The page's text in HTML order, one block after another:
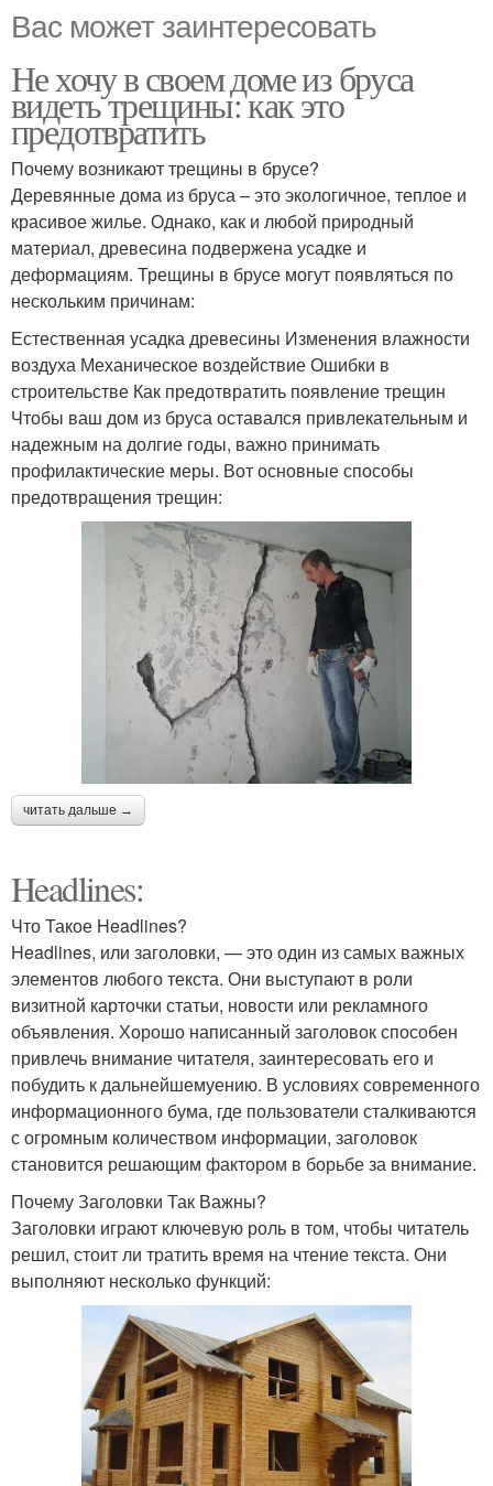
Вас может заинтересовать
Не хочу в своем доме из бруса
видеть трещины: как это
предотвратить
Почему возникают трещины в брусе?
Деревянные дома из бруса – это экологичное, теплое и
красивое жилье. Однако, как и любой природный
материал, древесина подвержена усадке и
деформациям. Трещины в брусе могут появляться по
нескольким причинам:
Естественная усадка древесины Изменения влажности
воздуха Механическое воздействие Ошибки в
строительстве Как предотвратить появление трещин
Чтобы ваш дом из бруса оставался привлекательным и
надежным на долгие годы, важно принимать
профилактические меры. Вот основные способы
предотвращения трещин:
читать дальше →
Headlines:
Что Такое Headlines?
Headlines, или заголовки, — это один из самых важных
элементов любого текста. Они выступают в роли
визитной карточки статьи, новости или рекламного
объявления. Хорошо написанный заголовок способен
привлечь внимание читателя, заинтересовать его и
побудить к дальнейшемуению. В условиях современного
информационного бума, где пользователи сталкиваются
с огромным количеством информации, заголовок
становится решающим фактором в борьбе за внимание.
Почему Заголовки Так Важны?
Заголовки играют ключевую роль в том, чтобы читатель
решил, стоит ли тратить время на чтение текста. Они
выполняют несколько функций: